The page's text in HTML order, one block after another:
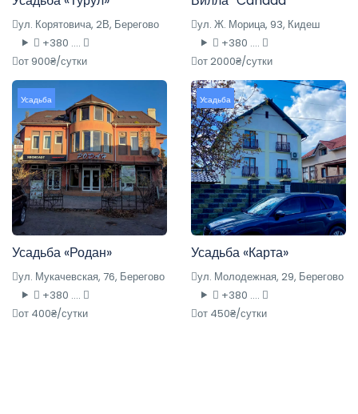
ул. Корятовича, 2В, Берегово
+380 ....
от 900₴/сутки
ул. Ж. Морица, 93, Кидеш
+380 ....
от 2000₴/сутки
Усадьба
Усадьба «Родан»
ул. Мукачевская, 76, Берегово
+380 ....
от 400₴/сутки
Усадьба
Усадьба «Карта»
ул. Молодежная, 29, Берегово
+380 ....
от 450₴/сутки